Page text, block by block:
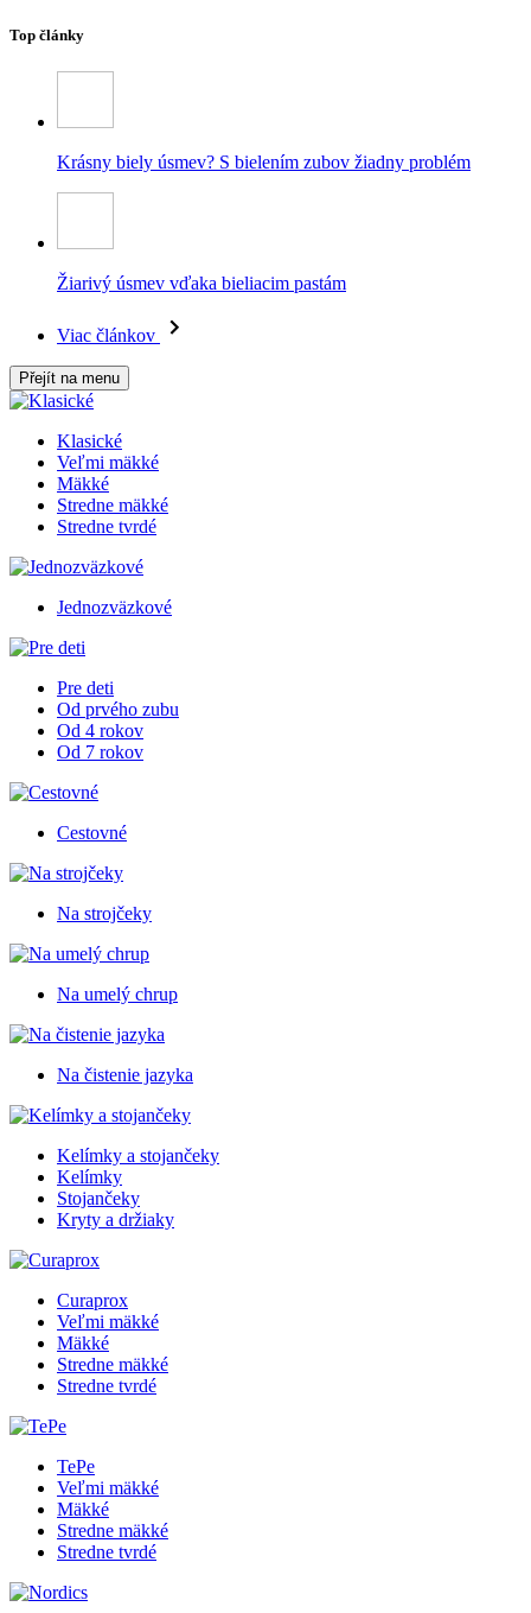
Top články
Krásny biely úsmev? S bielením zubov žiadny problém
Žiarivý úsmev vďaka bieliacim pastám
Viac článkov
Přejít na menu
Klasické
Veľmi mäkké
Mäkké
Stredne mäkké
Stredne tvrdé
Jednozväzkové
Pre deti
Od prvého zubu
Od 4 rokov
Od 7 rokov
Cestovné
Na strojčeky
Na umelý chrup
Na čistenie jazyka
Kelímky a stojančeky
Kelímky
Stojančeky
Kryty a držiaky
Curaprox
Veľmi mäkké
Mäkké
Stredne mäkké
Stredne tvrdé
TePe
Veľmi mäkké
Mäkké
Stredne mäkké
Stredne tvrdé